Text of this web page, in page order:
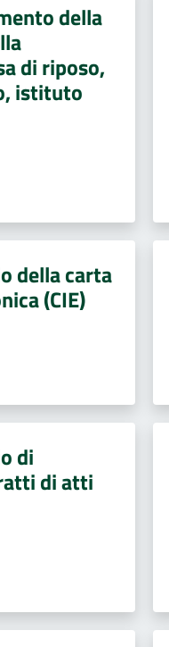
della
di riposo,
istituto
della carta
(CIE)
di
di atti